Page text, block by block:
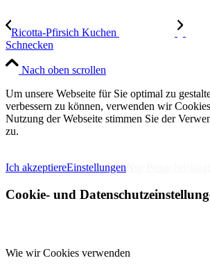
Ricotta-Pfirsich Kuchen
Schnecken
Nach oben scrollen
Um unsere Webseite für Sie optimal zu
verbessern zu können, verwenden wir
Nutzung der Webseite stimmen Sie der
zu.
Ich akzeptiereEinstellungen
Cookie- und
Wie wir Cookies verwenden